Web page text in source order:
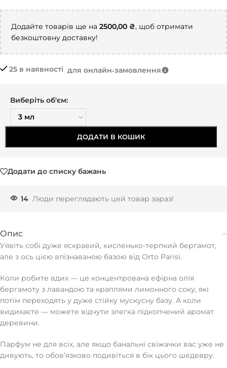
Додайте товарів ще на 2500,00 ₴, щоб отримати
безкоштовну доставку!
25 в наявності для онлайн‑замовлення
Виберіть об'єм:
ДОДАТИ В КОШИК
Додати до списку бажань
14 Люди переглядають цей товар зараз!
Опис
Уявіть собі дуже яскравий, кисленько-терпкий бергамот,
але з ось цією впізнаваною базою від Orto Parisi.
Коли робите вдих — це концентрована ефірна олія
бергамоту з лавандою та краплями лимонного соку, які
потім переходять у дуже стійку мускусну базу. А коли
видихаєте — можете відчути злегка підкопчений аромат
деревини.
Парфум не для всіх, але якщо банальні свіжачки вас уже не
дивують, то обовʼязково подивіться в бік цього шедевру.